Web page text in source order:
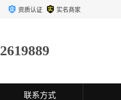
资质认证 实名商家
联系方式